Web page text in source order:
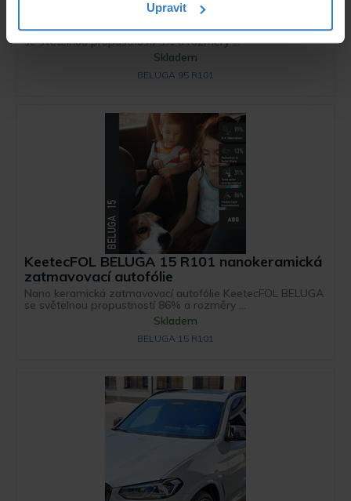
Upravit
zatmavovací autofólie
Nano keramická zatmavovací autofólie KeetecFOL BELUGA
se světelnou propustností 5% a rozměry ...
Skladem
BELUGA 95 R101
KeetecFOL BELUGA 15 R101 nanokeramická
zatmavovací autofólie
Nano keramická zatmavovací autofólie KeetecFOL BELUGA
se světelnou propustností 86% a rozměry ...
Skladem
BELUGA 15 R101